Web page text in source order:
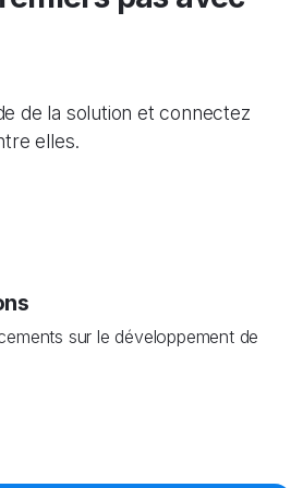
de la solution et connectez
elles.
sur le développement de